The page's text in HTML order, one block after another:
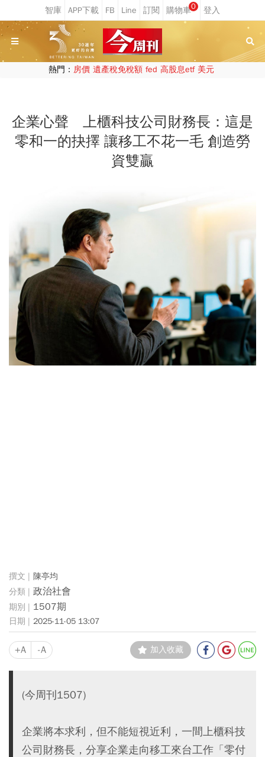
0
熱門： 房價 遺產稅免稅額 fed 高股息etf 美元
企業心聲 上櫃科技公司財務長：這是
零和一的抉擇 讓移工不花一毛 創造勞
資雙贏
陳亭均
政治社會
1507期
2025-11-05 13:07
+A -A 加入收藏
(今周刊1507)
企業將本求利，但不能短視近利，一間上櫃科技
公司財務長，分享企業走向移工來台工作「零付